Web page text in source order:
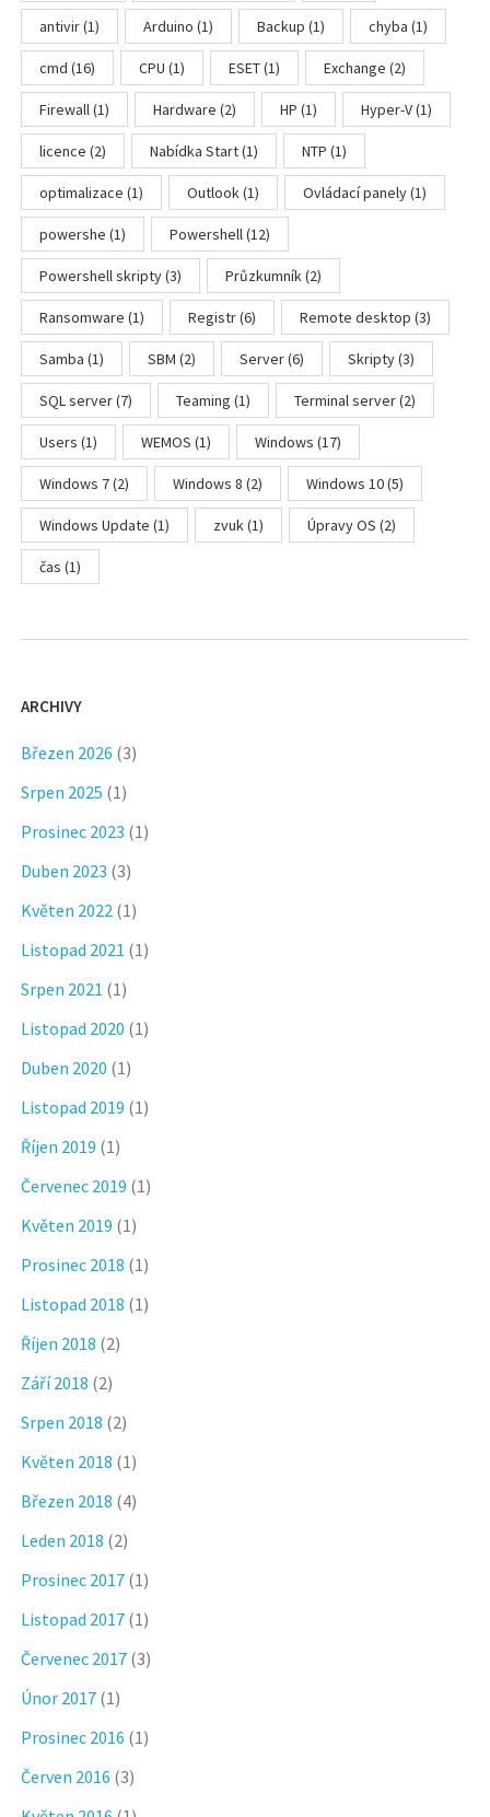
antivir(1) Arduino (1) Backup (1) chyba (1)
cmd (16) CPU (1) ESET(1) Exchange (2)
Firewall(1) Hardware (2) HP (1) Hyper-V(1)
licence (2) Nabídka Start(1) NTP (1)
optimalizace (1) Outlook(1) Ovládací panely(1)
powershe (1) Powershell(12)
Powershell skripty(3) Průzkumník(2)
Ransomware (1) Registr(6) Remote desktop (3)
Samba (1) SBM (2) Server(6) Skripty(3)
SQL server(7) Teaming (1) Terminal server(2)
Users (1) WEMOS (1) Windows (17)
Windows 7(2) Windows 8 (2) Windows 10(5)
Windows Update (1) zvuk(1) Úpravy OS (2)
čas (1)
ARCHIVY
Březen 2026 (3)
Srpen 2025 (1)
Prosinec 2023 (1)
Duben 2023 (3)
Květen 2022 (1)
Listopad 2021 (1)
Srpen 2021 (1)
Listopad 2020 (1)
Duben 2020 (1)
Listopad 2019 (1)
Říjen 2019 (1)
Červenec 2019 (1)
Květen 2019 (1)
Prosinec 2018 (1)
Listopad 2018 (1)
Říjen 2018 (2)
Září 2018 (2)
Srpen 2018 (2)
Květen 2018 (1)
Březen 2018 (4)
Leden 2018 (2)
Prosinec 2017 (1)
Listopad 2017 (1)
Červenec 2017 (3)
Únor 2017 (1)
Prosinec 2016 (1)
Červen 2016 (3)